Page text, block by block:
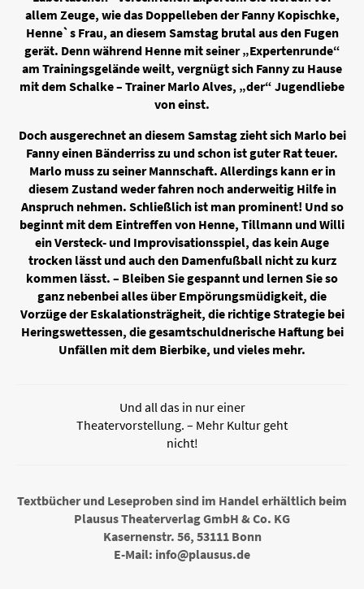
allem Zeuge, wie das Doppelleben der Fanny Kopischke,
Henne`s Frau, an diesem Samstag brutal aus den Fugen
gerät. Denn während Henne mit seiner „Expertenrunde“
am Trainingsgelände weilt, vergnügt sich Fanny zu Hause
mit dem Schalke – Trainer Marlo Alves, „der“ Jugendliebe
von einst.
Doch ausgerechnet an diesem Samstag zieht sich Marlo bei
Fanny einen Bänderriss zu und schon ist guter Rat teuer.
Marlo muss zu seiner Mannschaft. Allerdings kann er in
diesem Zustand weder fahren noch anderweitig Hilfe in
Anspruch nehmen. Schließlich ist man prominent! Und so
beginnt mit dem Eintreffen von Henne, Tillmann und Willi
ein Versteck- und Improvisationsspiel, das kein Auge
trocken lässt und auch den Damenfußball nicht zu kurz
kommen lässt. – Bleiben Sie gespannt und lernen Sie so
ganz nebenbei alles über Empörungsmüdigkeit, die
Vorzüge der Eskalationsträgheit, die richtige Strategie bei
Heringswettessen, die gesamtschuldnerische Haftung bei
Unfällen mit dem Bierbike, und vieles mehr.
Und all das in nur einer
Theatervorstellung. – Mehr Kultur geht
nicht!
Textbücher und Leseproben sind im Handel erhältlich beim
Plausus Theaterverlag GmbH & Co. KG
Kasernenstr. 56, 53111 Bonn
E-Mail: info@plausus.de